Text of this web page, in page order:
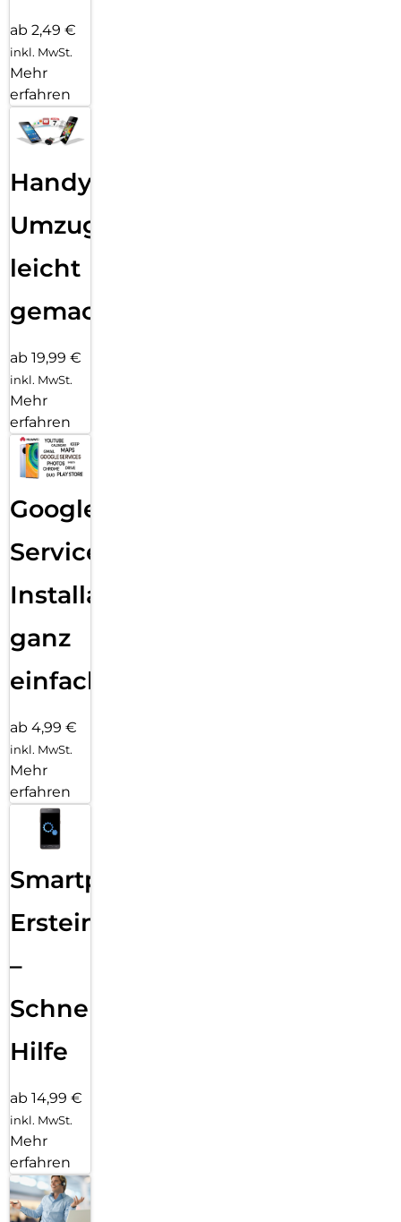
ab 2,49 €
inkl. MwSt.
Mehr
erfahren
Handy
Umzug
leicht
gemacht!
ab 19,99 €
inkl. MwSt.
Mehr
erfahren
Google
Services
Installation
ganz
einfach
ab 4,99 €
inkl. MwSt.
Mehr
erfahren
Smartphone
Ersteinrichtung
–
Schnelle
Hilfe
ab 14,99 €
inkl. MwSt.
Mehr
erfahren